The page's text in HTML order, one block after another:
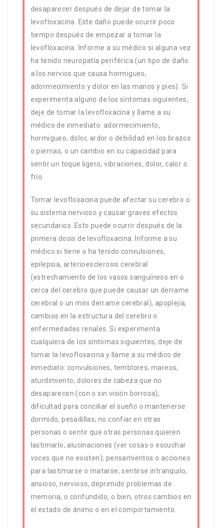
desaparecer después de dejar de tomar la
levofloxacina. Este daño puede ocurrir poco
tiempo después de empezar a tomar la
levofloxacina. Informe a su médico si alguna vez
ha tenido neuropatía periférica (un tipo de daño
a los nervios que causa hormigueo,
adormecimiento y dolor en las manos y pies). Si
experimenta alguno de los síntomas siguientes,
deje de tomar la levofloxacina y llame a su
médico de inmediato: adormecimiento,
hormigueo, dolor, ardor o debilidad en los brazos
o piernas; o un cambio en su capacidad para
sentir un toque ligero, vibraciones, dolor, calor o
frío.
Tomar levofloxacina puede afectar su cerebro o
su sistema nervioso y causar graves efectos
secundarios. Esto puede ocurrir después de la
primera dosis de levofloxacina. Informe a su
médico si tiene o ha tenido convulsiones,
epilepsia, arterioesclerosis cerebral
(estrechamiento de los vasos sanguíneos en o
cerca del cerebro que puede causar un derrame
cerebral o un mini derrame cerebral), apoplejía,
cambios en la estructura del cerebro o
enfermedades renales. Si experimenta
cualquiera de los síntomas siguientes, deje de
tomar la levofloxacina y llame a su médico de
inmediato: convulsiones, temblores; mareos;
aturdimiento; dolores de cabeza que no
desaparecen (con o sin visión borrosa);
dificultad para conciliar el sueño o mantenerse
dormido, pesadillas; no confiar en otras
personas o sentir que otras personas quieren
lastimarlo; alucinaciones (ver cosas o escuchar
voces que no existen); pensamientos o acciones
para lastimarse o matarse; sentirse intranquilo,
ansioso, nervioso, deprimido problemas de
memoria, o confundido, o bien, otros cambios en
el estado de ánimo o en el comportamiento.